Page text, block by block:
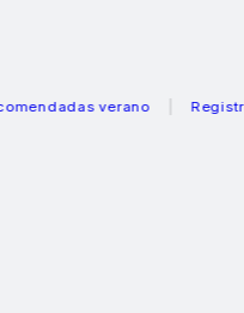
verano Registro DPP